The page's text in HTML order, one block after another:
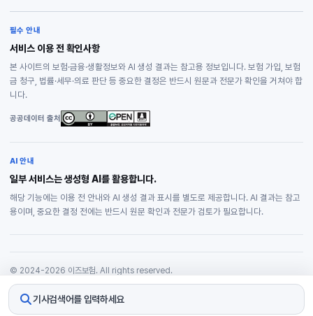
기사검색어를 입력하세요
필수 안내
서비스 이용 전 확인사항
본 사이트의 보험·금융·생활정보와 AI 생성 결과는 참고용 정보입니다. 보험 가입, 보험
금 청구, 법률·세무·의료 판단 등 중요한 결정은 반드시 원문과 전문가 확인을 거쳐야 합
니다.
공공데이터 출처
AI 안내
일부 서비스는 생성형 AI를 활용합니다.
해당 기능에는 이용 전 안내와 AI 생성 결과 표시를 별도로 제공합니다. AI 결과는 참고
용이며, 중요한 결정 전에는 반드시 원문 확인과 전문가 검토가 필요합니다.
© 2024-2026 이즈보험. All rights reserved.
개인정보처리방침